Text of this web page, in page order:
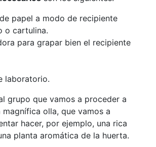
papel a modo de recipiente
o cartulina.
para grapar bien el recipiente
laboratorio.
grupo que vamos a proceder a
olla, que vamos a
hacer, por ejemplo, una rica
planta aromática de la huerta.